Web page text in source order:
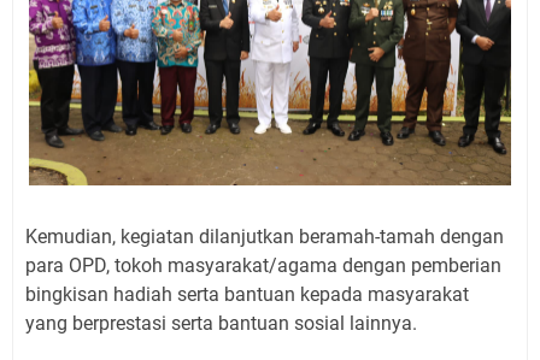
Kemudian, kegiatan dilanjutkan beramah-tamah dengan
para OPD, tokoh masyarakat/agama dengan pemberian
bingkisan hadiah serta bantuan kepada masyarakat
yang berprestasi serta bantuan sosial lainnya.